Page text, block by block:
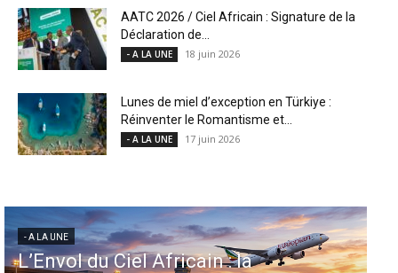
AATC 2026 / Ciel Africain : Signature de la
Déclaration de...
- A LA UNE 18 juin 2026
Lunes de miel d’exception en Türkiye :
Réinventer le Romantisme et...
- A LA UNE 17 juin 2026
- A LA UNE
Aéroports US : les États-Unis